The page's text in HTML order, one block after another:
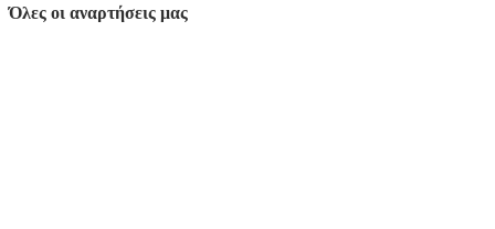
Όλες οι αναρτήσεις μας